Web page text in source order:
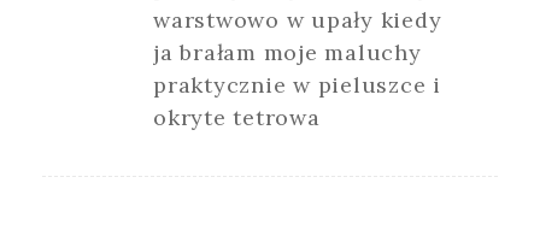
warstwowo w upały kiedy
ja brałam moje maluchy
praktycznie w pieluszce i
okryte tetrowa